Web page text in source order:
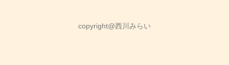
copyright@西川みらい